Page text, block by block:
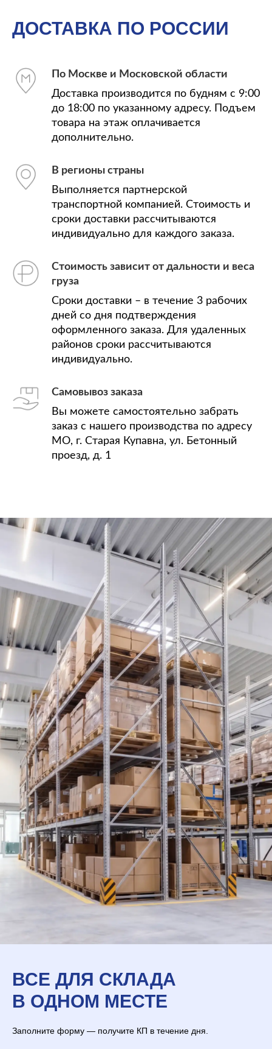
ДОСТАВКА ПО РОССИИ
По Москве и Московской области
Доставка производится по будням с 9:00
до 18:00 по указанному адресу. Подъем
товара на этаж оплачивается
дополнительно.
В регионы страны
Выполняется партнерской
транспортной компанией. Стоимость и
сроки доставки рассчитываются
индивидуально для каждого заказа.
Стоимость зависит от дальности и веса
груза
Сроки доставки – в течение 3 рабочих
дней со дня подтверждения
оформленного заказа. Для удаленных
районов сроки рассчитываются
индивидуально.
Самовывоз заказа
Вы можете самостоятельно забрать
заказ с нашего производства по адресу
МО, г. Старая Купавна, ул. Бетонный
проезд, д. 1
ВСЕ ДЛЯ СКЛАДА
В ОДНОМ МЕСТЕ
Заполните форму — получите КП в течение дня.